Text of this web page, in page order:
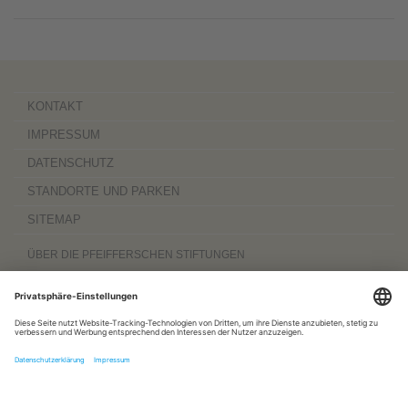
KONTAKT
IMPRESSUM
DATENSCHUTZ
STANDORTE UND PARKEN
SITEMAP
ÜBER DIE PFEIFFERSCHEN STIFTUNGEN
Komplexträger und bieten
Menschen mit Behinderung, außerdemWerkstättenmit ca. 600 Beschäftigten
hinaus sind sie zu 100 Prozent am